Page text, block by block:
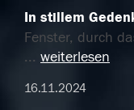
In stillem
Fenster, durch
... weiterlesen
16.11.2024